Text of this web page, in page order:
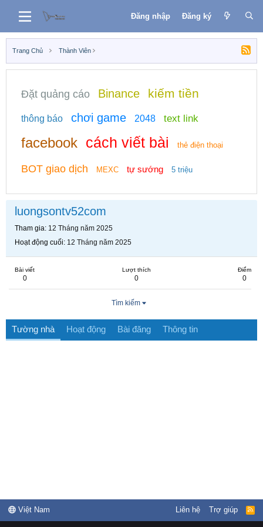
Đăng nhập Đăng ký
Trang Chủ Thành Viên
Đặt quảng cáo Binance kiếm tiền
thông báo chơi game 2048 text link
facebook cách viết bài thẻ điện thoại
BOT giao dịch MEXC tự sướng 5 triệu
luongsontv52com
Tham gia 12 Tháng năm 2025
Hoạt động cuối 12 Tháng năm 2025
Bài viết
0
Lượt thích
0
Điểm
0
Tìm kiếm
Tường nhà Hoạt động Bài đăng Thông tin
Việt Nam Liên hệ Trợ giúp
R